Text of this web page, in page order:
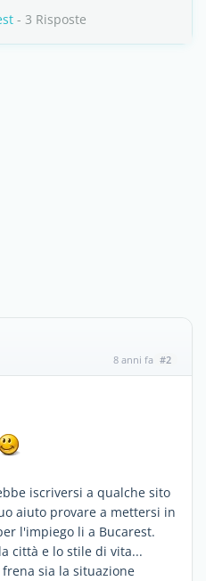
- 3 Risposte
8 anni fa #2
iscriversi a qualche sito
aiuto provare a mettersi in
l'impiego li a Bucarest.
città e lo stile di vita...
sia la situazione